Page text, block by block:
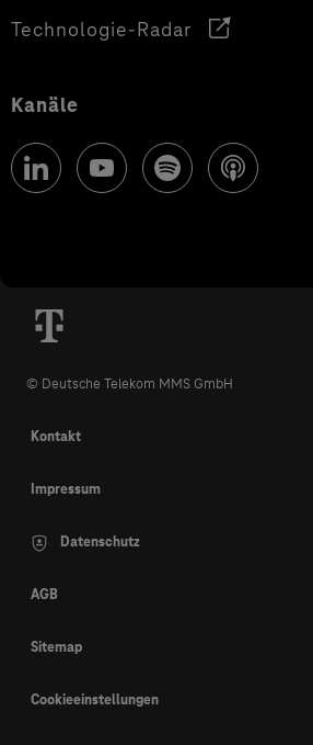
Technologie-Radar
Kanäle
© Deutsche Telekom MMS GmbH
Kontakt
Impressum
Datenschutz
AGB
Sitemap
Cookieeinstellungen